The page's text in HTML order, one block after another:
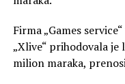
Firma „Games
„Xlive“ prihodovala je
milion maraka,